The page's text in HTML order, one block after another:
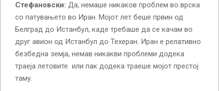
Стефановски: Да, немаше никаков проблем во врска
со патувањето во Иран. Мојот лет беше првин од
Белград до Истанбул, каде требаше да се качам во
друг авион од Истанбул до Техеран. Иран е релативно
безбедна земја, немав никакви проблеми додека
траеја летовите или пак додека траеше мојот престој
таму.